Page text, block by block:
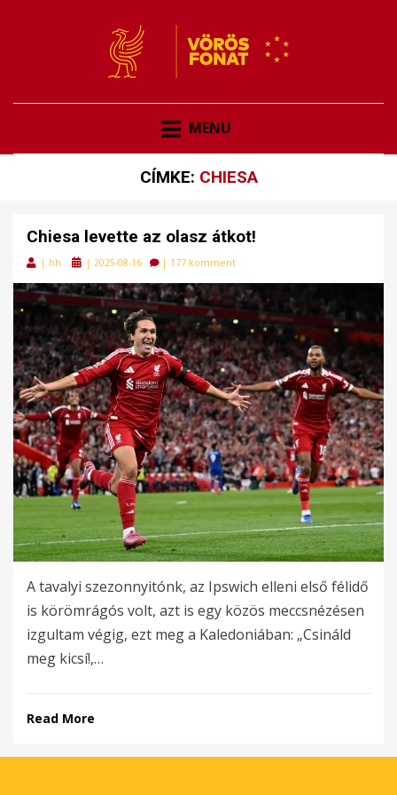
VÖRÖS FONAT
MENU
CÍMKE: CHIESA
Chiesa levette az olasz átkot!
| hh
Posted
| 2025-08-16 | 177 komment
A tavalyi szezonnyitónk, az Ipswich elleni első félidő
is körömrágós volt, azt is egy közös meccsnézésen
izgultam végig, ezt meg a Kaledoniában: „Csináld
meg kicsí!,…
Read More